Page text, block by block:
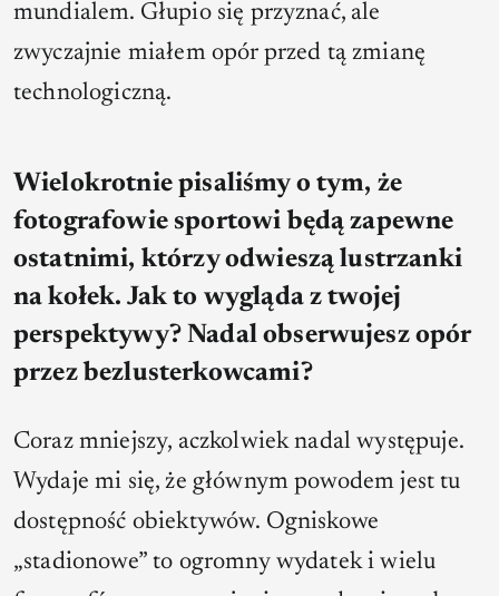
mundialem. Głupio się przyznać, ale
zwyczajnie miałem opór przed tą zmianę
technologiczną.
Wielokrotnie pisaliśmy o tym, że
fotografowie sportowi będą zapewne
ostatnimi, którzy odwieszą lustrzanki
na kołek. Jak to wygląda z twojej
perspektywy? Nadal obserwujesz opór
przez bezlusterkowcami?
Coraz mniejszy, aczkolwiek nadal występuje.
Wydaje mi się, że głównym powodem jest tu
dostępność obiektywów. Ogniskowe
„stadionowe” to ogromny wydatek i wielu